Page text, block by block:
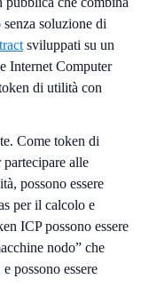
soluzione di
sviluppati su un
Internet Computer
di utilità con
Come token di
partecipare alle
possono essere
per il calcolo e
ICP possono essere
nodo” che
possono essere